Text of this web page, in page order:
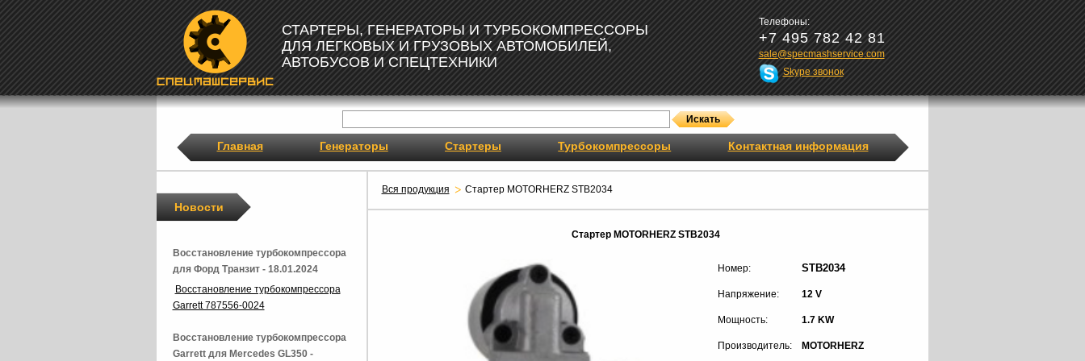
СТАРТЕРЫ, ГЕНЕРАТОРЫ И ТУРБОКОМПРЕССОРЫ
ДЛЯ ЛЕГКОВЫХ И ГРУЗОВЫХ АВТОМОБИЛЕЙ,
АВТОБУСОВ И СПЕЦТЕХНИКИ
Телефоны:
+7 495 782 42 81
sale@specmashservice.com
Skype звонок
Главная Генераторы Стартеры Турбокомпрессоры Контактная информация
Вся продукция Стартер MOTORHERZ STB2034
Стартер MOTORHERZ STB2034
Номер: STB2034
Напряжение: 12 V
Мощность: 1.7 KW
Производитель: MOTORHERZ
Новости
Восстановление турбокомпрессора
для Форд Транзит - 18.01.2024
Восстановление турбокомпрессора
Garrett 787556-0024
Восстановление турбокомпрессора
Garrett для Mercedes GL350 -